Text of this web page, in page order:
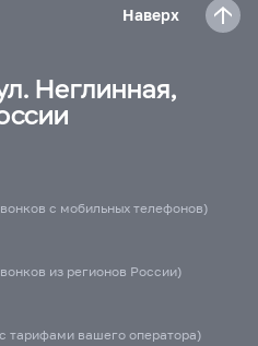
Наверх
Неглинная,
с мобильных телефонов)
из регионов России)
тарифами вашего оператора)